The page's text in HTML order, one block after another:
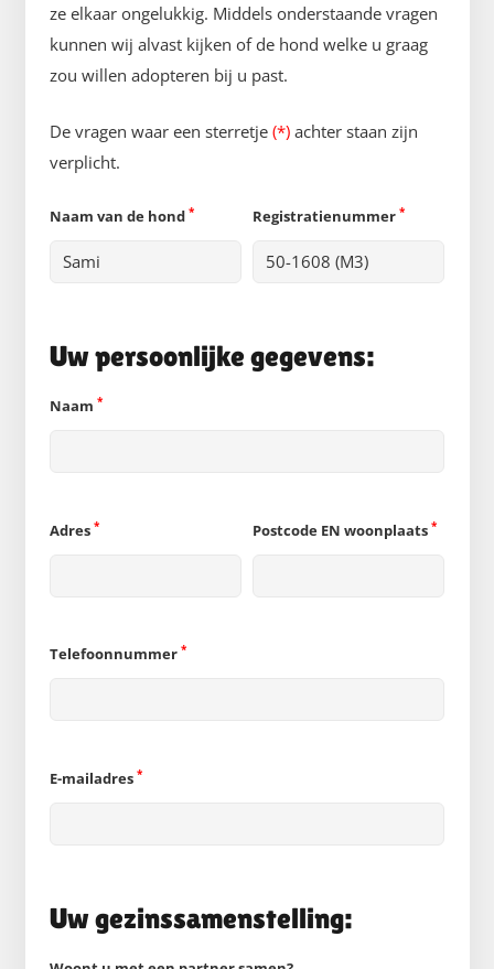
ze elkaar ongelukkig. Middels onderstaande vragen
kunnen wij alvast kijken of de hond welke u graag
zou willen adopteren bij u past.
De vragen waar een sterretje (*) achter staan zijn
verplicht.
Naam van de hond * Registratienummer *
Uw persoonlijke gegevens:
Naam *
Adres * Postcode EN woonplaats *
Telefoonnummer *
E-mailadres *
Uw gezinssamenstelling: